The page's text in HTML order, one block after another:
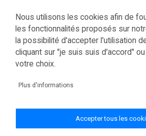
Tél.: 05 63 91 82 00
Fax.: 05 63 03 28 52
courrier@tarnetgaronne.fr
Politique de confidentialité
Nous utilisons les cookies afin de
les fonctionnalités proposés sur
la possibilité d'accepter l'utilisation
cliquant sur "je suis suis d'accord"
votre choix.
Plus d'informations
Accepter tous les